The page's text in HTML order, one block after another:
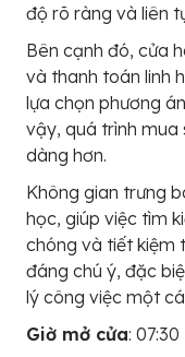
độ rõ ràng và liên
Bên cạnh đó, cửa
và thanh toán linh
lựa chọn phương
vậy, quá trình mua
dàng hơn.
Không gian trưng
học, giúp việc tìm
chóng và tiết kiệm
đáng chú ý, đặc
lý công việc một
Giờ mở cửa: